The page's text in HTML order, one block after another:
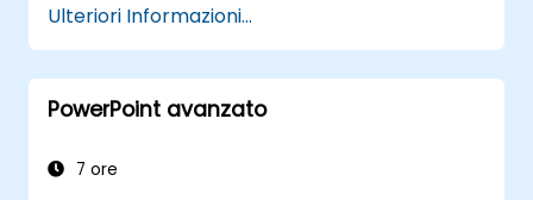
la paura di parlare in pubblico attraverso
esercizi pratici. Guiderebbe i partecipanti
nella strutturazione di intro spettacolari, nello
sviluppo di contenuti persuasivi, nella
conclusioni convincenti. Fornisce inoltre a
Ulteriori Informazioni...
PowerPoint avanzato
7 ore